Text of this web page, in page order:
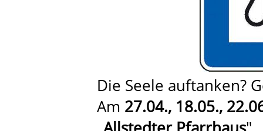
Die Seele auftanken?
Am 27.04., 18.05.,